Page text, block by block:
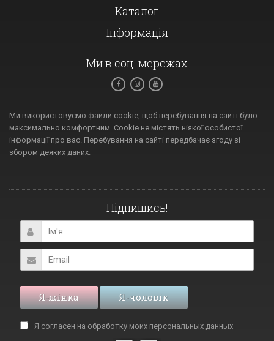
Каталог
Інформація
Ми в соц. мережах
Ми використовуємо файли cookie, щоб перебування на сайті було
максимально комфортним. Cookie не містять ніякої особистої
інформації про вас. Перебування на сайті передбачає згоду зі
збором деяких даних.
Підпишись!
Я-жінка Я-чоловік
Я согласен на обработку моих персональных данных